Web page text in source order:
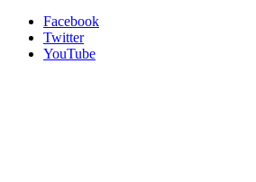
Facebook
Twitter
YouTube